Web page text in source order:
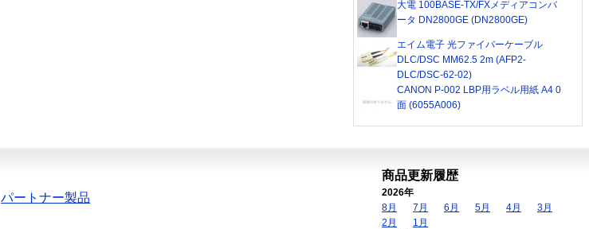
大電 100BASE-TX/FXメディアコンバ
ータ DN2800GE (DN2800GE)
エイム電子 光ファイバーケーブル
DLC/DSC MM62.5 2m (AFP2-
DLC/DSC-62-02)
CANON P-002 LBP用ラベル用紙 A4 0
面 (6055A006)
パートナー製品
商品更新履歴
2026年
8月
7月 6月 5月 4月
3月
2月
1月